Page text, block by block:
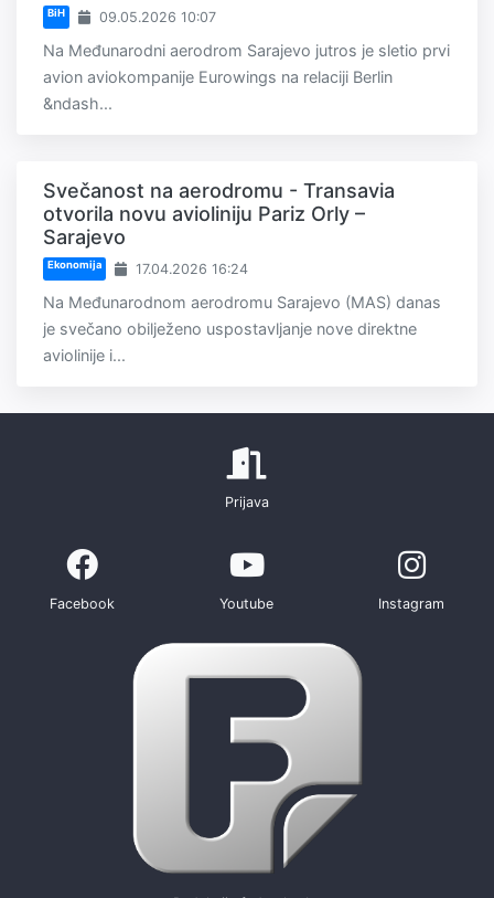
BiH 09.05.2026 10:07
Na Međunarodni aerodrom Sarajevo jutros je sletio prvi
avion aviokompanije Eurowings na relaciji Berlin
&ndash...
Svečanost na aerodromu - Transavia
otvorila novu avioliniju Pariz Orly –
Sarajevo
Ekonomija 17.04.2026 16:24
Na Međunarodnom aerodromu Sarajevo (MAS) danas
je svečano obilježeno uspostavljanje nove direktne
aviolinije i...
Prijava
Facebook Youtube Instagram